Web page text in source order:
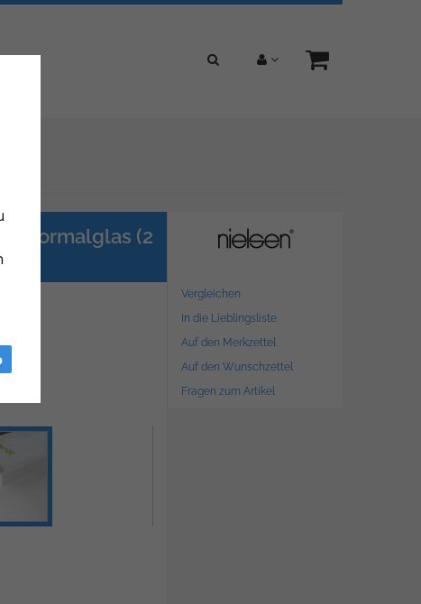
| Normalglas (2
Vergleichen
In die Lieblingsliste
Auf den Merkzettel
Auf den Wunschzettel
Fragen zum Artikel